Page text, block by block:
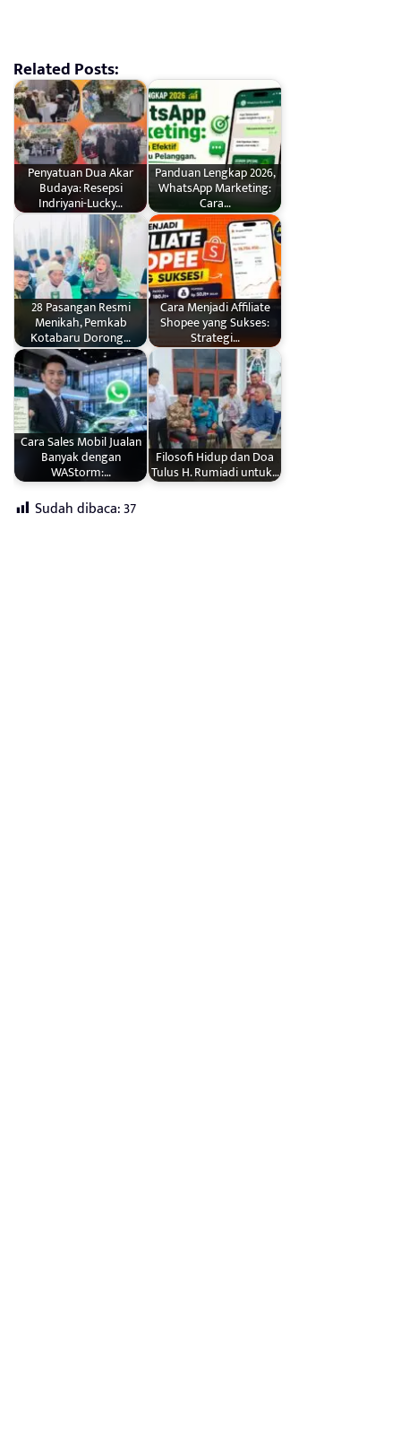
Related Posts:
Penyatuan Dua Akar
Budaya: Resepsi
Indriyani-Lucky…
Panduan Lengkap 2026,
WhatsApp Marketing:
Cara…
28 Pasangan Resmi
Menikah, Pemkab
Kotabaru Dorong…
Cara Menjadi Affiliate
Shopee yang Sukses:
Strategi…
Cara Sales Mobil Jualan
Banyak dengan
WAStorm:…
Filosofi Hidup dan Doa
Tulus H. Rumiadi untuk…
Sudah dibaca:37